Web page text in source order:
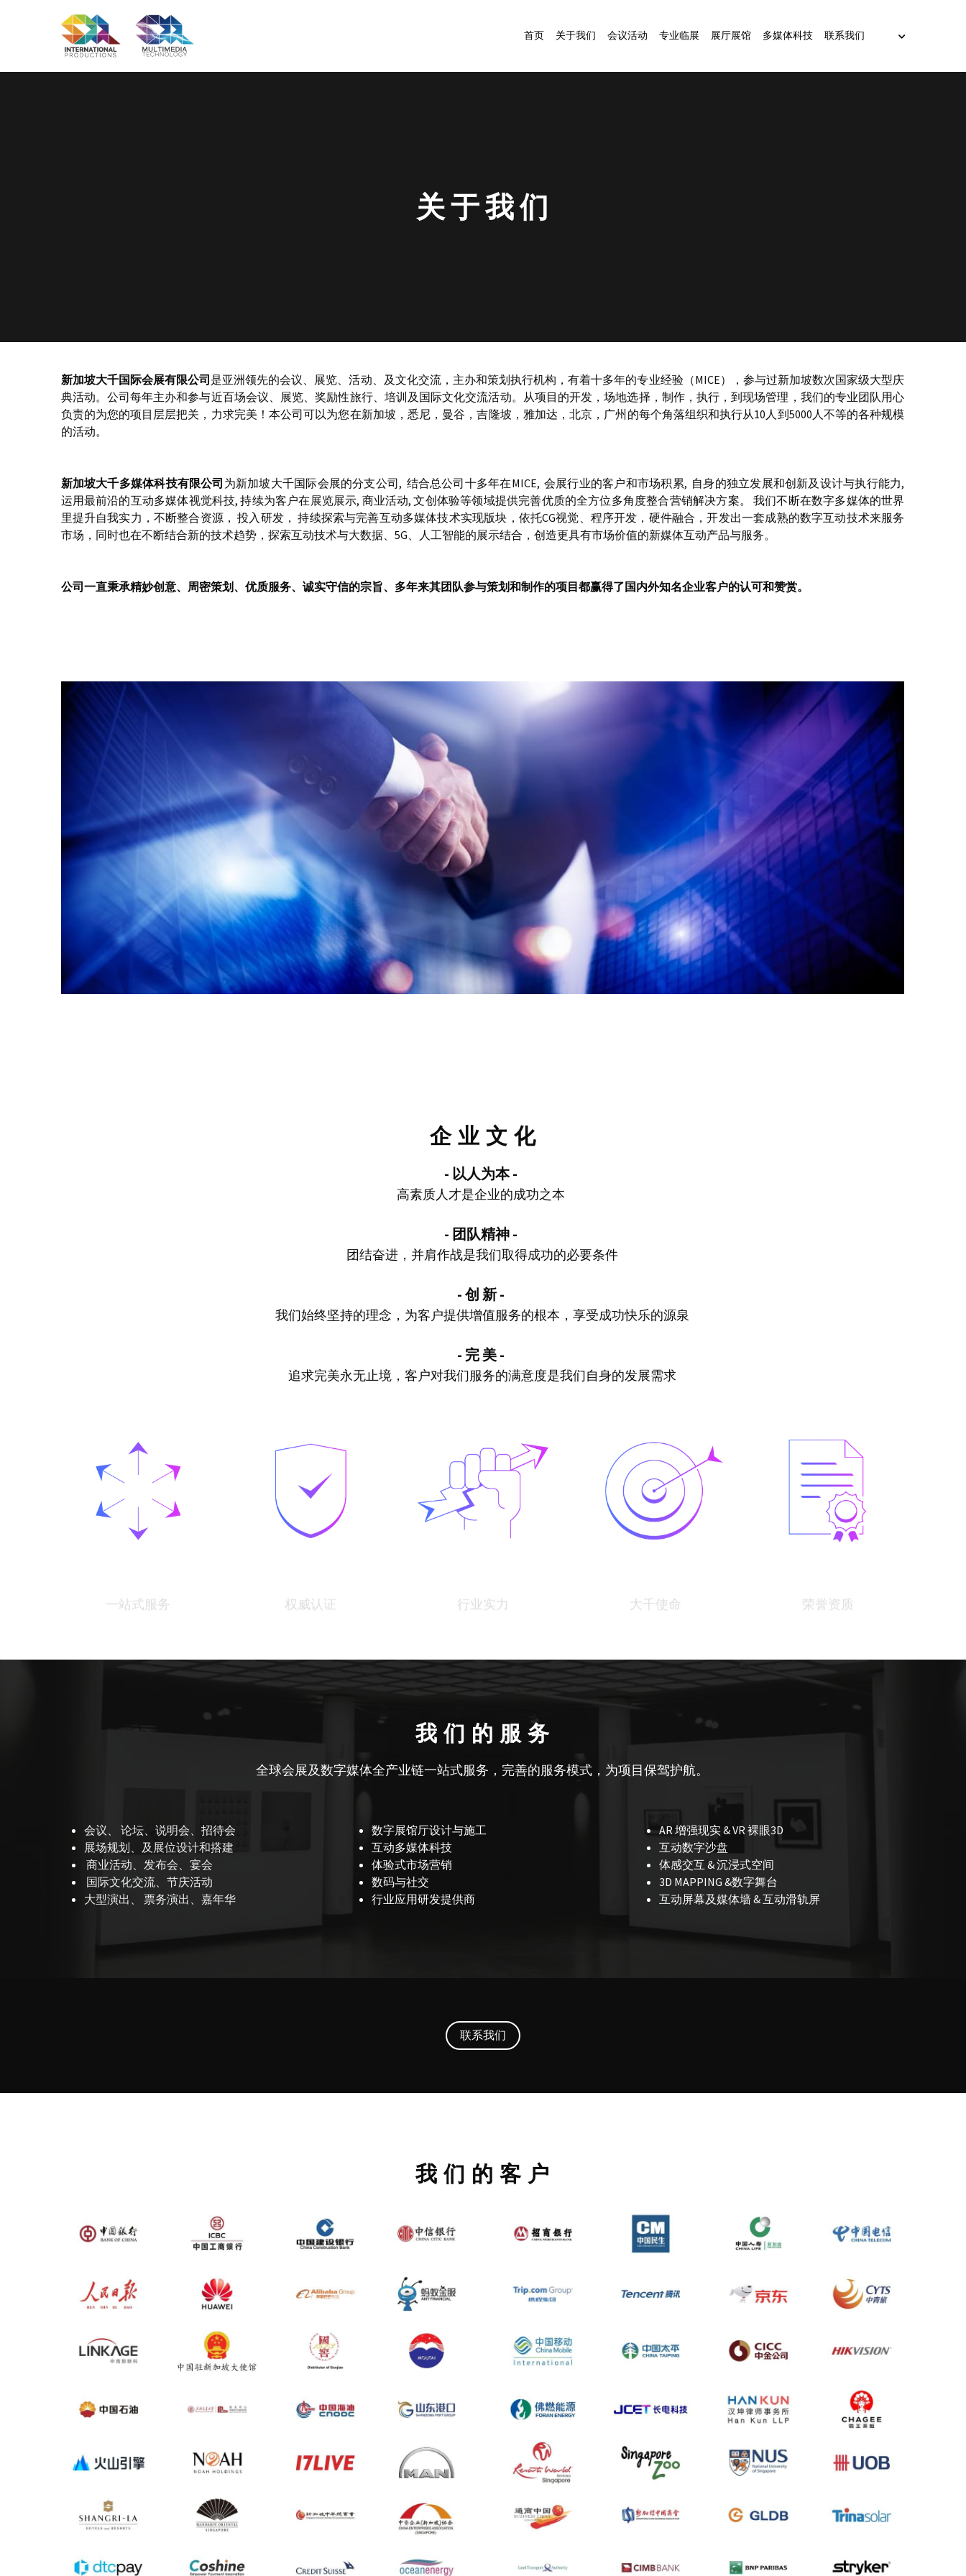
首页 关于我们 会议活动 专业临展 展厅展馆 多媒体科技 联系我们
关 于 我 们
新加坡大千国际会展有限公司是亚洲领先的会议、展览、活动、及文化交流，主办和策划执行机构，有着十多年的专业经验（MICE），参与过新加坡数次国家级大型庆
典活动。公司每年主办和参与近百场会议、展览、奖励性旅行、培训及国际文化交流活动。从项目的开发，场地选择，制作，执行，到现场管理，我们的专业团队用心
负责的为您的项目层层把关，力求完美！本公司可以为您在新加坡，悉尼，曼谷，吉隆坡，雅加达，北京，广州的每个角落组织和执行从10人到5000人不等的各种规模
的活动。
新加坡大千多媒体科技有限公司 为新加坡大千国际会展的分支公司,  结合总公司十多年在MICE,  会展行业的客户和市场积累,  自身的独立发展和创新及设计与执行能力,
运用最前沿的互动多媒体视觉科技, 持续为客户在展览展示, 商业活动, 文创体验等领域提供完善优质的全方位多角度整合营销解决方案。 我们不断在数字多媒体的世界
里提升自我实力，不断整合资源， 投入研发， 持续探索与完善互动多媒体技术实现版块，依托CG视觉、程序开发，硬件融合，开发出一套成熟的数字互动技术来服务
市场，同时也在不断结合新的技术趋势，探索互动技术与大数据、5G、人工智能的展示结合，创造更具有市场价值的新媒体互动产品与服务。
公司一直秉承精妙创意、周密策划、优质服务、诚实守信的宗旨、多年来其团队参与策划和制作的项目都赢得了国内外知名企业客户的认可和赞赏。
企 业 文 化
- 以人为本 -
高素质人才是企业的成功之本
- 团队精神 -
团结奋进，并肩作战是我们取得成功的必要条件
- 创 新 -
我们始终坚持的理念，为客户提供增值服务的根本，享受成功快乐的源泉
- 完 美 -
追求完美永无止境，客户对我们服务的满意度是我们自身的发展需求
我 们 的 服 务
全球会展及数字媒体全产业链一站式服务，完善的服务模式，为项目保驾护航。
会议、 论坛、说明会、招待会
展场规划、及展位设计和搭建
商业活动、发布会、宴会
国际文化交流、节庆活动
大型演出、 票务演出、嘉年华
数字展馆厅设计与施工
互动多媒体科技
体验式市场营销
数码与社交
行业应用研发提供商
AR 增强现实 & VR 裸眼3D
互动数字沙盘
体感交互 & 沉浸式空间
3D MAPPING &数字舞台
互动屏幕及媒体墙 & 互动滑轨屏
联系我们
我 们 的 客 户